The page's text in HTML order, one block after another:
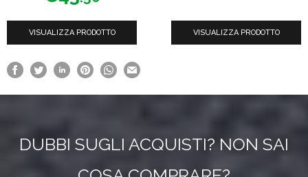
VISUALIZZA PRODOTTO VISUALIZZA PRODOTTO
DUBBI SUGLI ACQUISTI? NON SAI